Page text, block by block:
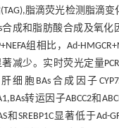
脂滴荧光检测脂滴
合成和脂肪酸合成及氧
组相比，Ad-
减少。实时荧光定量
肝细胞BAs合成因子
转运因子ABCC2和
和SREBP1C显著低于Ad-